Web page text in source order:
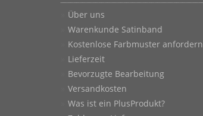
Über uns
Warenkunde Satinband
Kostenlose Farbmuster anfordern
Lieferzeit
Bevorzugte Bearbeitung
Versandkosten
Was ist ein PlusProdukt?